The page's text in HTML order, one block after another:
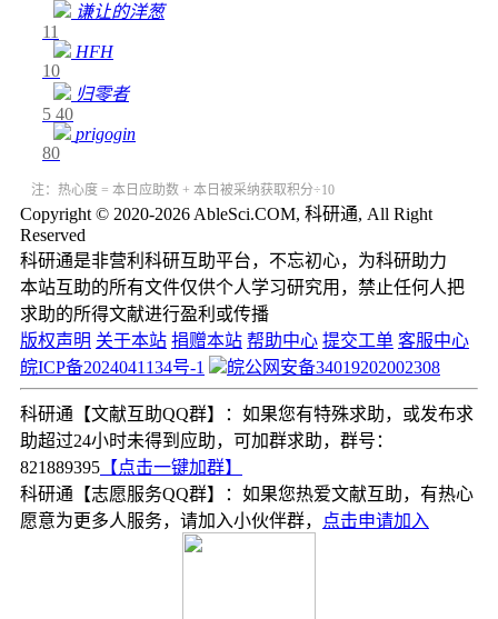
谦让的洋葱
11
HFH
10
归零者
5 40
prigogin
80
注：热心度 = 本日应助数 + 本日被采纳获取积分÷10
Copyright © 2020-2026 AbleSci.COM, 科研通, All Right
Reserved
科研通是非营利科研互助平台，不忘初心，为科研助力
本站互助的所有文件仅供个人学习研究用，禁止任何人把
求助的所得文献进行盈利或传播
版权声明 关于本站 捐赠本站 帮助中心 提交工单 客服中心
皖ICP备2024041134号-1
皖公网安备34019202002308
科研通【文献互助QQ群】：如果您有特殊求助，或发布求
助超过24小时未得到应助，可加群求助，群号：
821889395 【点击一键加群】
科研通【志愿服务QQ群】：如果您热爱文献互助，有热心
愿意为更多人服务，请加入小伙伴群，
点击申请加入